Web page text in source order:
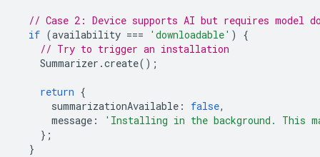
// Case 2: Device supports AI but requires model
if (availability === 'downloadable' )
{
// Try to trigger an installation
Summarizer .create();
return {
summarizationAvailable : false,
message :
'Installing in the background. This
};
}